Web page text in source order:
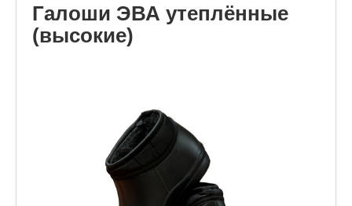
Галоши ЭВА утеплённые
(высокие)